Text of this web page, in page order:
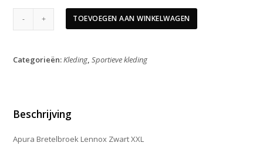
Bretelbroek
XXL
TOEVOEGEN AAN WINKELWAGEN
Categorieën:Kleding,Sportieve kleding
Beschrijving
Apura Bretelbroek Lennox Zwart XXL